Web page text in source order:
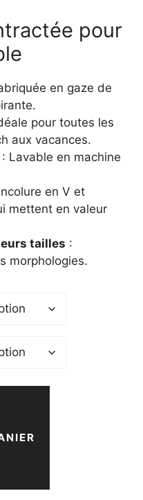
pour
en gaze de
pour toutes les
aux vacances.
: Lavable en machine
en V et
mettent en valeur
tailles :
morphologies.